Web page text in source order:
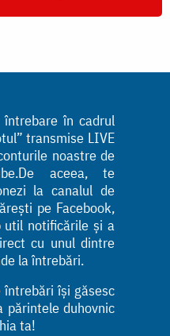
în cadrul
transmise LIVE
noastre de
aceea, te
la canalul de
pe Facebook,
notificările și a
cu unul dintre
la întrebări.
întrebări își găsesc
părintele duhovnic
ta!